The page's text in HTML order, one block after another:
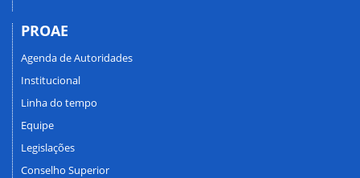
PROAE
Agenda de Autoridades
Institucional
Linha do tempo
Equipe
Legislações
Conselho Superior